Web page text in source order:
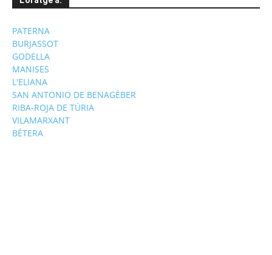
PATERNA
BURJASSOT
GODELLA
MANISES
L'ELIANA
SAN ANTONIO DE BENAGÉBER
RIBA-ROJA DE TÚRIA
VILAMARXANT
BÉTERA